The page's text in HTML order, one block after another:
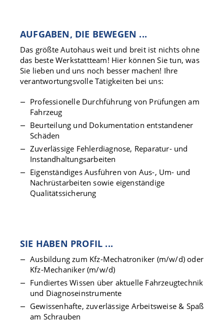
AUFGABEN, DIE BEWEGEN ...
Das größte Autohaus weit und breit ist nichts ohne
das beste Werkstattteam! Hier können Sie tun, was
Sie lieben und uns noch besser machen! Ihre
verantwortungsvolle Tätigkeiten bei uns:
Professionelle Durchführung von Prüfungen am
Fahrzeug
Beurteilung und Dokumentation entstandener
Schäden
Zuverlässige Fehlerdiagnose, Reparatur- und
Instandhaltungsarbeiten
Eigenständiges Ausführen von Aus-, Um- und
Nachrüstarbeiten sowie eigenständige
Qualitätssicherung
SIE HABEN PROFIL ...
Ausbildung zum Kfz-Mechatroniker (m/w/d) oder
Kfz-Mechaniker (m/w/d)
Fundiertes Wissen über aktuelle Fahrzeugtechnik
und Diagnoseinstrumente
Gewissenhafte, zuverlässige Arbeitsweise & Spaß
am Schrauben